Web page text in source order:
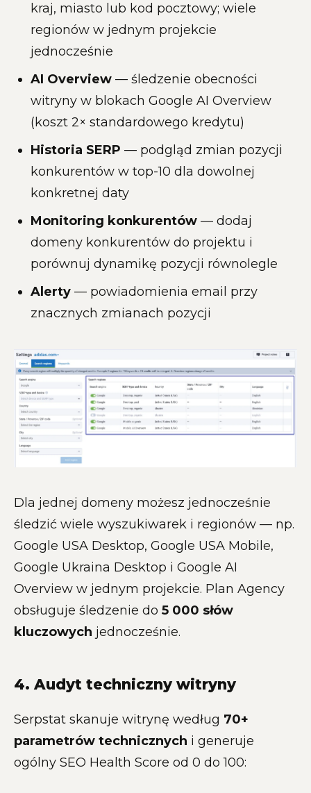
kraj, miasto lub kod pocztowy; wiele
regionów w jednym projekcie
jednocześnie
AI Overview — śledzenie obecności
witryny w blokach Google AI Overview
(koszt 2× standardowego kredytu)
Historia SERP — podgląd zmian pozycji
konkurentów w top-10 dla dowolnej
konkretnej daty
Monitoring konkurentów — dodaj
domeny konkurentów do projektu i
porównuj dynamikę pozycji równolegle
Alerty — powiadomienia email przy
znacznych zmianach pozycji
Dla jednej domeny możesz jednocześnie
śledzić wiele wyszukiwarek i regionów — np.
Google USA Desktop, Google USA Mobile,
Google Ukraina Desktop i Google AI
Overview w jednym projekcie. Plan Agency
obsługuje śledzenie do 5 000 słów
kluczowych jednocześnie.
4. Audyt techniczny witryny
Serpstat skanuje witrynę według 70+
parametrów technicznych i generuje
ogólny SEO Health Score od 0 do 100: